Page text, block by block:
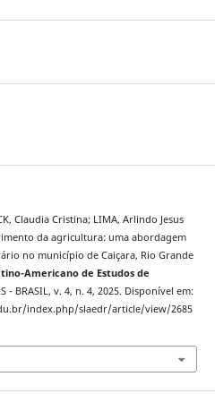
Claudia Cristina; LIMA, Arlindo Jesus
da agricultura: uma abordagem
no município de Caiçara, Rio Grande
Americano de Estudos de
- BRASIL, v. 4, n. 4, 2025. Disponível em:
index.php/slaedr/article/view/2685